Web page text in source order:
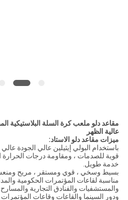
مقاعد دلو ملعب كرة السلة البلاستيكية
عالية الظهر
ميزات مقاعد دلو الاستاد:
باستخدام البولي إيثيلين عالي الجودة عالي
قوية للصدمات ، ومقاومة درجات الحرارة
خدمة طويل.
بسيط وسخي ، قوي ومستقر ، مريح
مناسبة لقاعات المؤتمرات الحكومية
والمستشفيات والفنادق التجارية
ودور السينما والقاعات وقاعات